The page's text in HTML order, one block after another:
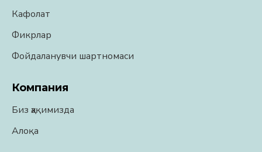
Кафолат
Фикрлар
Фойдаланувчи шартномаси
Компания
Биз ҳақимизда
Алоқа